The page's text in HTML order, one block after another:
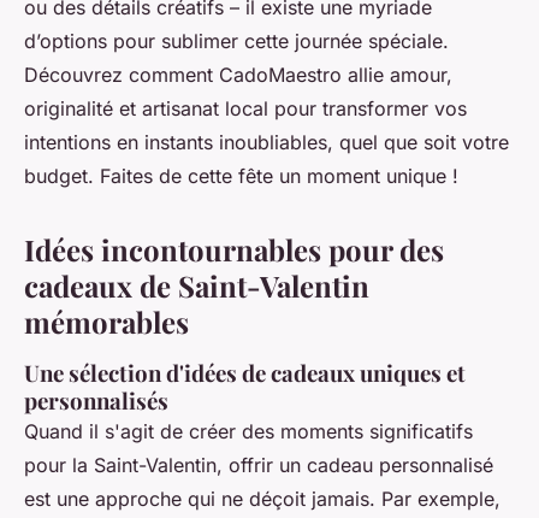
ou des détails créatifs – il existe une myriade
d’options pour sublimer cette journée spéciale.
Découvrez comment CadoMaestro allie amour,
originalité et artisanat local pour transformer vos
intentions en instants inoubliables, quel que soit votre
budget. Faites de cette fête un moment unique !
Idées incontournables pour des
cadeaux de Saint-Valentin
mémorables
Une sélection d'idées de cadeaux uniques et
personnalisés
Quand il s'agit de créer des moments significatifs
pour la Saint-Valentin, offrir un cadeau personnalisé
est une approche qui ne déçoit jamais. Par exemple,